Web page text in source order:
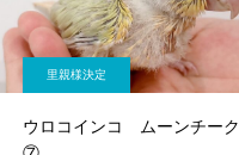
里親様決定
ウロコインコ ムーンチーク